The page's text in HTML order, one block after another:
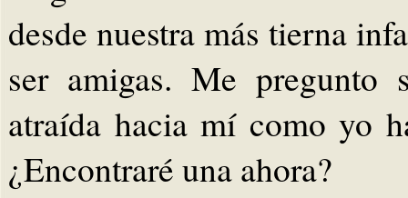
desde nuestra más tierna
ser amigas. Me pregunto
atraída hacia mí como yo
¿Encontraré una ahora?